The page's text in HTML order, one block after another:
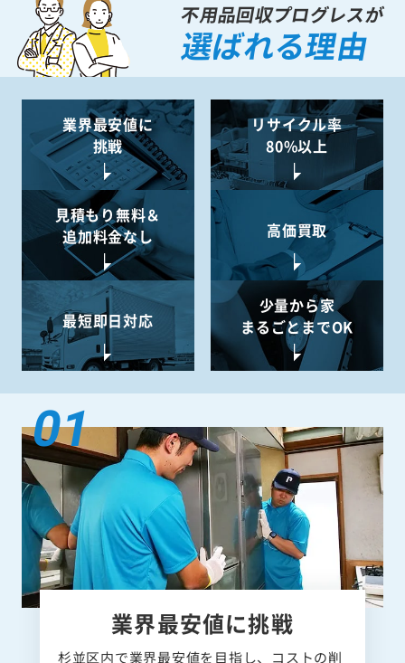
不用品回収プログレスが
選ばれる理由
業界最安値に
挑戦
リサイクル率
80%以上
見積もり無料＆
追加料金なし
高価買取
最短即日対応
少量から家
まるごとまでOK
業界最安値に挑戦
杉並区内で業界最安値を目指し、コストの削